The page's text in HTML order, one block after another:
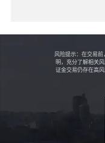
随着互联网金
种情况下，工行可
属开仓交易，虽然
产品结构，提升服
置。
风险提示：在交易
明，充分了解相关
证金交易仍存在高